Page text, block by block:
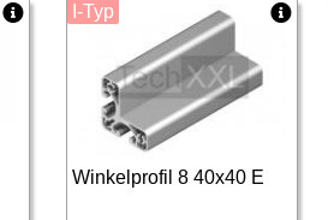
Winkelprofil 8 40x40 E
I-Typ